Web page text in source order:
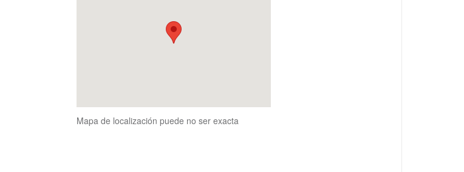
Mapa de localización puede no ser exacta